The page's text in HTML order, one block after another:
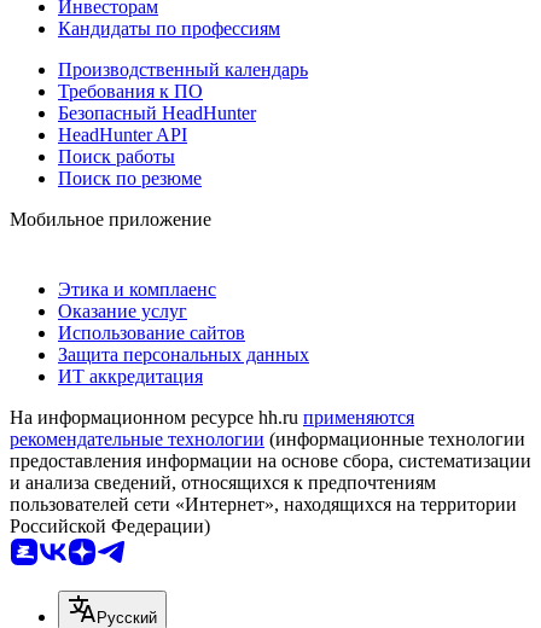
Инвесторам
Кандидаты по профессиям
Производственный календарь
Требования к ПО
Безопасный HeadHunter
HeadHunter API
Поиск работы
Поиск по резюме
Мобильное приложение
Этика и комплаенс
Оказание услуг
Использование сайтов
Защита персональных данных
ИТ аккредитация
На информационном ресурсе hh.ru применяются
рекомендательные технологии (информационные технологии
предоставления информации на основе сбора, систематизации
и анализа сведений, относящихся к предпочтениям
пользователей сети «Интернет», находящихся на территории
Российской Федерации)
Русский